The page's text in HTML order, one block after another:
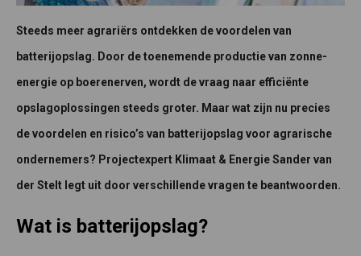
Steeds meer agrariërs ontdekken de voordelen van
batterijopslag. Door de toenemende productie van zonne-
energie op boerenerven, wordt de vraag naar efficiënte
opslagoplossingen steeds groter. Maar wat zijn nu precies
de voordelen en risico’s van batterijopslag voor agrarische
ondernemers? Projectexpert Klimaat & Energie Sander van
der Stelt legt uit door verschillende vragen te beantwoorden.
Wat is batterijopslag?